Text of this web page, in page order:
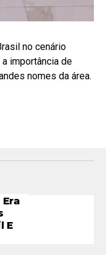
no cenário
importância de
nomes da área.
E